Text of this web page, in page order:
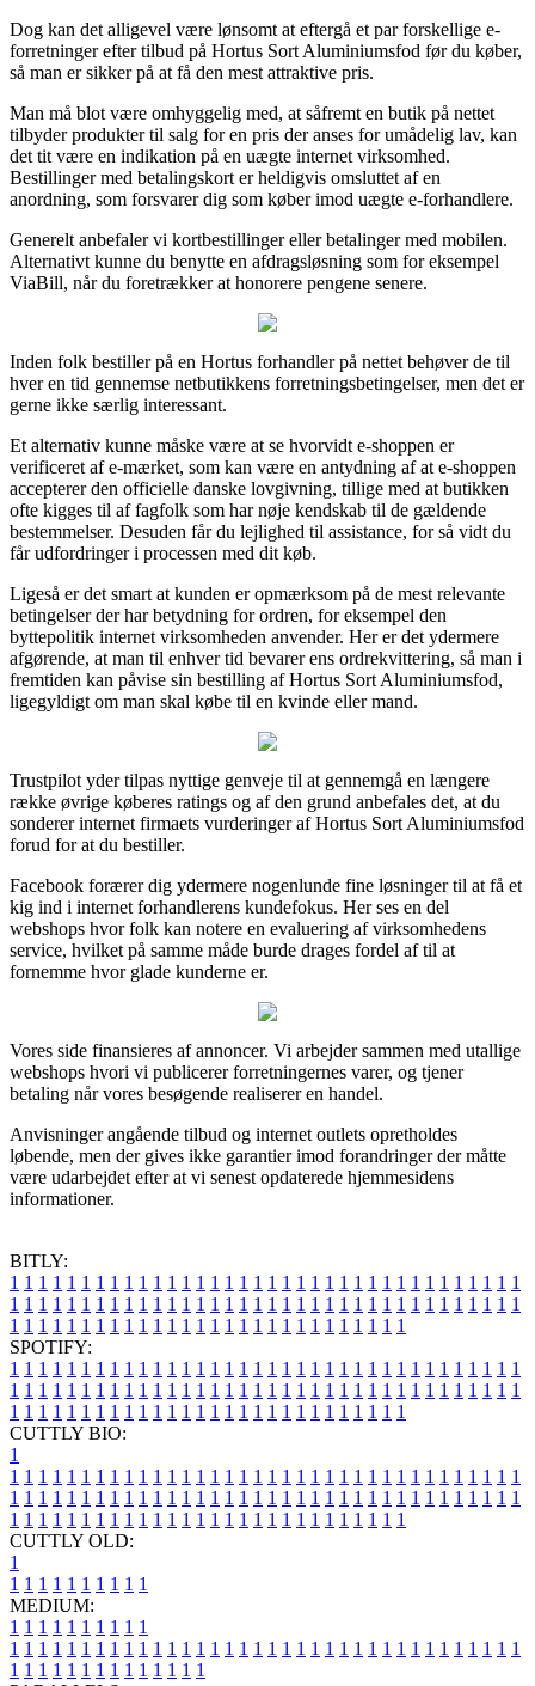
Dog kan det alligevel være lønsomt at eftergå et par forskellige e-
forretninger efter tilbud på Hortus Sort Aluminiumsfod før du køber,
så man er sikker på at få den mest attraktive pris.
Man må blot være omhyggelig med, at såfremt en butik på nettet
tilbyder produkter til salg for en pris der anses for umådelig lav, kan
det tit være en indikation på en uægte internet virksomhed.
Bestillinger med betalingskort er heldigvis omsluttet af en
anordning, som forsvarer dig som køber imod uægte e-forhandlere.
Generelt anbefaler vi kortbestillinger eller betalinger med mobilen.
Alternativt kunne du benytte en afdragsløsning som for eksempel
ViaBill, når du foretrækker at honorere pengene senere.
Inden folk bestiller på en Hortus forhandler på nettet behøver de til
hver en tid gennemse netbutikkens forretningsbetingelser, men det er
gerne ikke særlig interessant.
Et alternativ kunne måske være at se hvorvidt e-shoppen er
verificeret af e-mærket, som kan være en antydning af at e-shoppen
accepterer den officielle danske lovgivning, tillige med at butikken
ofte kigges til af fagfolk som har nøje kendskab til de gældende
bestemmelser. Desuden får du lejlighed til assistance, for så vidt du
får udfordringer i processen med dit køb.
Ligeså er det smart at kunden er opmærksom på de mest relevante
betingelser der har betydning for ordren, for eksempel den
byttepolitik internet virksomheden anvender. Her er det ydermere
afgørende, at man til enhver tid bevarer ens ordrekvittering, så man i
fremtiden kan påvise sin bestilling af Hortus Sort Aluminiumsfod,
ligegyldigt om man skal købe til en kvinde eller mand.
Trustpilot yder tilpas nyttige genveje til at gennemgå en længere
række øvrige køberes ratings og af den grund anbefales det, at du
sonderer internet firmaets vurderinger af Hortus Sort Aluminiumsfod
forud for at du bestiller.
Facebook forærer dig ydermere nogenlunde fine løsninger til at få et
kig ind i internet forhandlerens kundefokus. Her ses en del
webshops hvor folk kan notere en evaluering af virksomhedens
service, hvilket på samme måde burde drages fordel af til at
fornemme hvor glade kunderne er.
Vores side finansieres af annoncer. Vi arbejder sammen med utallige
webshops hvori vi publicerer forretningernes varer, og tjener
betaling når vores besøgende realiserer en handel.
Anvisninger angående tilbud og internet outlets opretholdes
løbende, men der gives ikke garantier imod forandringer der måtte
være udarbejdet efter at vi senest opdaterede hjemmesidens
informationer.
BITLY:
1 1 1 1 1 1 1 1 1 1 1 1 1 1 1 1 1 1 1 1 1 1 1 1 1 1 1 1 1 1 1 1 1 1 1 1
1 1 1 1 1 1 1 1 1 1 1 1 1 1 1 1 1 1 1 1 1 1 1 1 1 1 1 1 1 1 1 1 1 1 1 1
1 1 1 1 1 1 1 1 1 1 1 1 1 1 1 1 1 1 1 1 1 1 1 1 1 1 1 1
SPOTIFY:
1 1 1 1 1 1 1 1 1 1 1 1 1 1 1 1 1 1 1 1 1 1 1 1 1 1 1 1 1 1 1 1 1 1 1 1
1 1 1 1 1 1 1 1 1 1 1 1 1 1 1 1 1 1 1 1 1 1 1 1 1 1 1 1 1 1 1 1 1 1 1 1
1 1 1 1 1 1 1 1 1 1 1 1 1 1 1 1 1 1 1 1 1 1 1 1 1 1 1 1
CUTTLY BIO:
1
1 1 1 1 1 1 1 1 1 1 1 1 1 1 1 1 1 1 1 1 1 1 1 1 1 1 1 1 1 1 1 1 1 1 1 1
1 1 1 1 1 1 1 1 1 1 1 1 1 1 1 1 1 1 1 1 1 1 1 1 1 1 1 1 1 1 1 1 1 1 1 1
1 1 1 1 1 1 1 1 1 1 1 1 1 1 1 1 1 1 1 1 1 1 1 1 1 1 1 1
CUTTLY OLD:
1
1 1 1 1 1 1 1 1 1 1
MEDIUM:
1 1 1 1 1 1 1 1 1 1
1 1 1 1 1 1 1 1 1 1 1 1 1 1 1 1 1 1 1 1 1 1 1 1 1 1 1 1 1 1 1 1 1 1 1 1
1 1 1 1 1 1 1 1 1 1 1 1 1 1